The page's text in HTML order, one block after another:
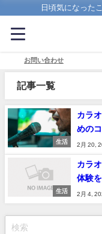
日頃気になった
お問い合わせ
記事一覧
生活
カラ
めの
2月 20,
生活
カラ
体験
2月 4,